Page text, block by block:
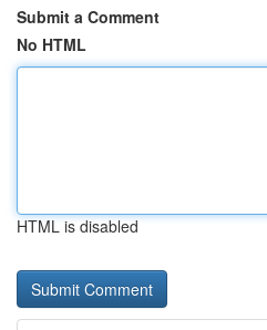
Submit a Comment
No HTML
HTML is disabled